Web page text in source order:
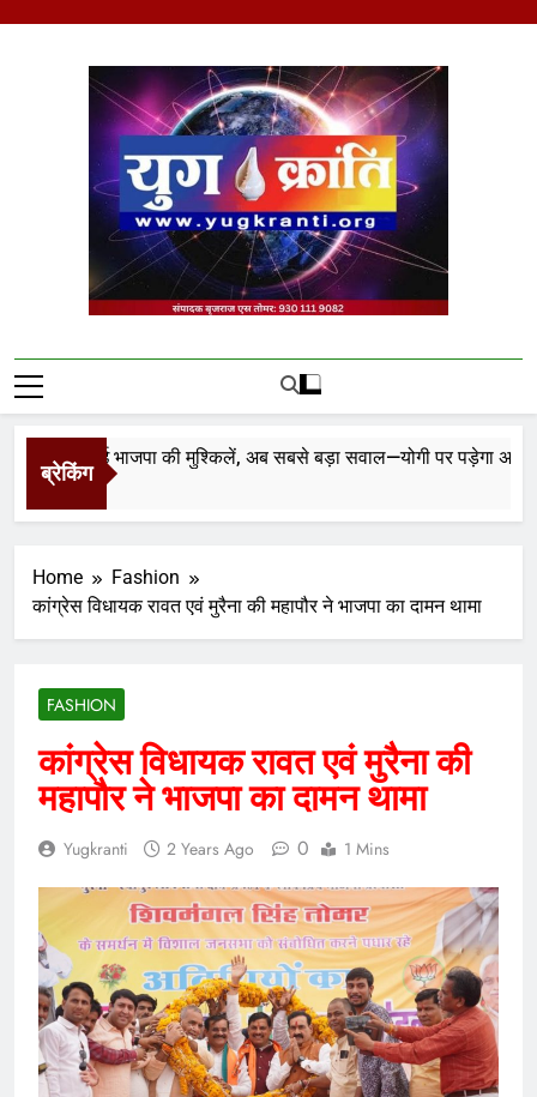
Yug Kranti | Trusted
News Portal
ब्रेकिंग
ने बढ़ाई भाजपा की मुश्किलें, अब सबसे बड़ा सवाल—योगी पर पड़ेगा असर?
Home
Fashion
कांग्रेस विधायक रावत एवं मुरैना की महापौर ने भाजपा का दामन थामा
FASHION
कांग्रेस विधायक रावत एवं मुरैना की
महापौर ने भाजपा का दामन थामा
Yugkranti 2 Years Ago 0 1 Mins